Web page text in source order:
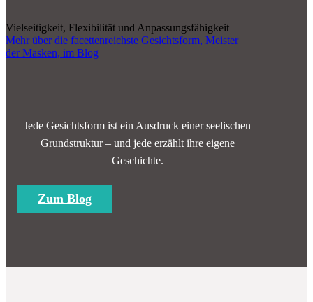
Vielseitigkeit, Flexibilität und Anpassungsfähigkeit
Mehr über die facettenreichste Gesichtsform, Meister
der Masken, im Blog
Jede Gesichtsform ist ein Ausdruck einer seelischen
Grundstruktur – und jede erzählt ihre eigene
Geschichte.
Zum Blog